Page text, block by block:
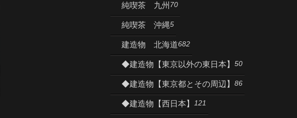
純喫茶 九州 70
純喫茶 沖縄5
建造物 北海道682
◆建造物【東京以外の東日本】 50
◆建造物【東京都とその周辺】 86
◆建造物【西日本】 121